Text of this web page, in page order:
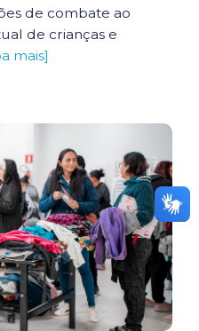
de combate ao
de crianças e
mais]